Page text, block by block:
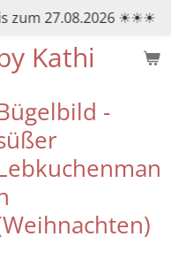
Kathi
zum 27.08.2026 ☀☀☀
-